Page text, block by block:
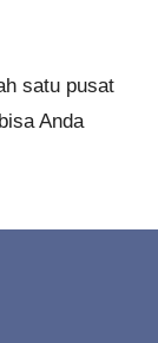
satu pusat
Anda